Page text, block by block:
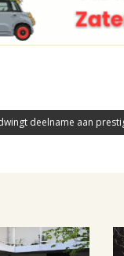
deelname aan